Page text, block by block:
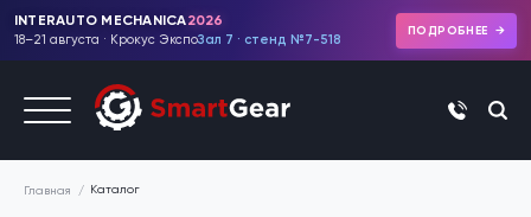
INTERAUTO MECHANICA2026
18–21 августа · Крокус ЭкспоЗал 7 · стенд №7-518
ПОДРОБНЕЕ
+7 (495)
Главная Каталог